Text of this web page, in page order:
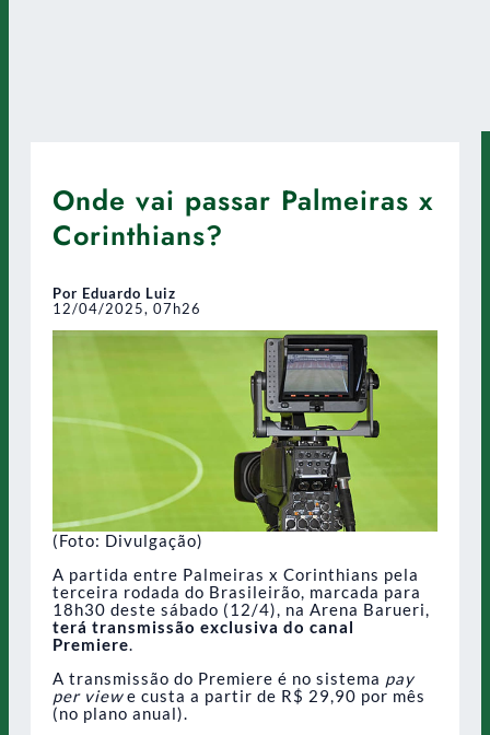
Onde vai passar Palmeiras x
Corinthians?
Por Eduardo Luiz
12/04/2025, 07h26
(Foto: Divulgação)
A partida entre Palmeiras x Corinthians pela
terceira rodada do Brasileirão, marcada para
18h30 deste sábado (12/4), na Arena Barueri,
terá transmissão exclusiva do canal
Premiere.
A transmissão do Premiere é no sistema pay
per viewe custa a partir de R$ 29,90 por mês
(no plano anual).